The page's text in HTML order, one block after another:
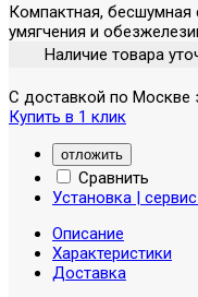
Компактная, бесшумная
умягчения и
Наличие товара
С доставкой по Москве
Купить в 1 клик
отложить
Сравнить
Установка |
Описание
Характеристики
Доставка